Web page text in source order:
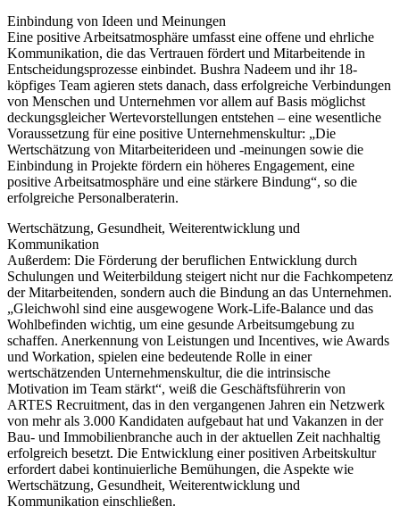
Einbindung von Ideen und Meinungen
Eine positive Arbeitsatmosphäre umfasst eine offene und ehrliche
Kommunikation, die das Vertrauen fördert und Mitarbeitende in
Entscheidungsprozesse einbindet. Bushra Nadeem und ihr 18-
köpfiges Team agieren stets danach, dass erfolgreiche Verbindungen
von Menschen und Unternehmen vor allem auf Basis möglichst
deckungsgleicher Wertevorstellungen entstehen – eine wesentliche
Voraussetzung für eine positive Unternehmenskultur: „Die
Wertschätzung von Mitarbeiterideen und -meinungen sowie die
Einbindung in Projekte fördern ein höheres Engagement, eine
positive Arbeitsatmosphäre und eine stärkere Bindung“, so die
erfolgreiche Personalberaterin.
Wertschätzung, Gesundheit, Weiterentwicklung und
Kommunikation
Außerdem: Die Förderung der beruflichen Entwicklung durch
Schulungen und Weiterbildung steigert nicht nur die Fachkompetenz
der Mitarbeitenden, sondern auch die Bindung an das Unternehmen.
„Gleichwohl sind eine ausgewogene Work-Life-Balance und das
Wohlbefinden wichtig, um eine gesunde Arbeitsumgebung zu
schaffen. Anerkennung von Leistungen und Incentives, wie Awards
und Workation, spielen eine bedeutende Rolle in einer
wertschätzenden Unternehmenskultur, die die intrinsische
Motivation im Team stärkt“, weiß die Geschäftsführerin von
ARTES Recruitment, das in den vergangenen Jahren ein Netzwerk
von mehr als 3.000 Kandidaten aufgebaut hat und Vakanzen in der
Bau- und Immobilienbranche auch in der aktuellen Zeit nachhaltig
erfolgreich besetzt. Die Entwicklung einer positiven Arbeitskultur
erfordert dabei kontinuierliche Bemühungen, die Aspekte wie
Wertschätzung, Gesundheit, Weiterentwicklung und
Kommunikation einschließen.